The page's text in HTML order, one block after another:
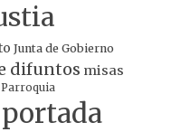
Junta de Gobierno
difuntos misas
Parroquia
portada